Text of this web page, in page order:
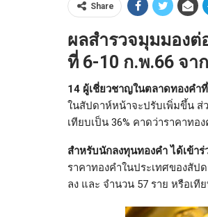
Share
ผลสำรวจมุมมองต่
ที่ 6-10 ก.พ.66 จา
14 ผู้เชี่ยวชาญในตลาดทองค
ในสัปดาห์หน้าจะปรับเพิ่มขึ้น ส่
เทียบเป็น 36% คาดว่าราคาท
สำหรับนักลงทุนทองคำ ได้เข้า
ราคาทองคำในประเทศของสัป
ลง และ จำนวน 57 ราย หรือเที